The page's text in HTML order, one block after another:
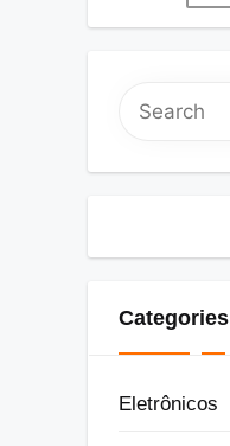
Categories
Eletrônicos